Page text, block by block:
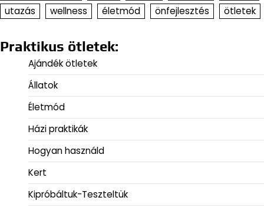
utazás
wellness életmód önfejlesztés ötletek
Praktikus ötletek:
Ajándék ötletek
Állatok
Életmód
Házi praktikák
Hogyan használd
Kert
Kipróbáltuk-Teszteltük